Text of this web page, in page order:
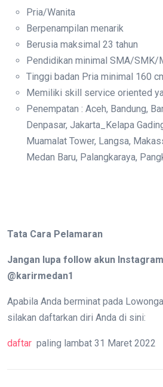
Pria/Wanita
Berpenampilan menarik
Berusia maksimal 23 tahun
Pendidikan minimal SMA/SMK/
Tinggi badan Pria minimal 160
Memiliki skill service oriented
Penempatan : Aceh, Bandung,
Denpasar, Jakarta_Kelapa
Muamalat Tower, Langsa,
Medan Baru, Palangkaraya,
Tata Cara Pelamaran
Jangan lupa follow akun
@karirmedan1
Apabila Anda berminat pada
silakan daftarkan diri Anda di sini:
daftar paling lambat 31 Maret 2022